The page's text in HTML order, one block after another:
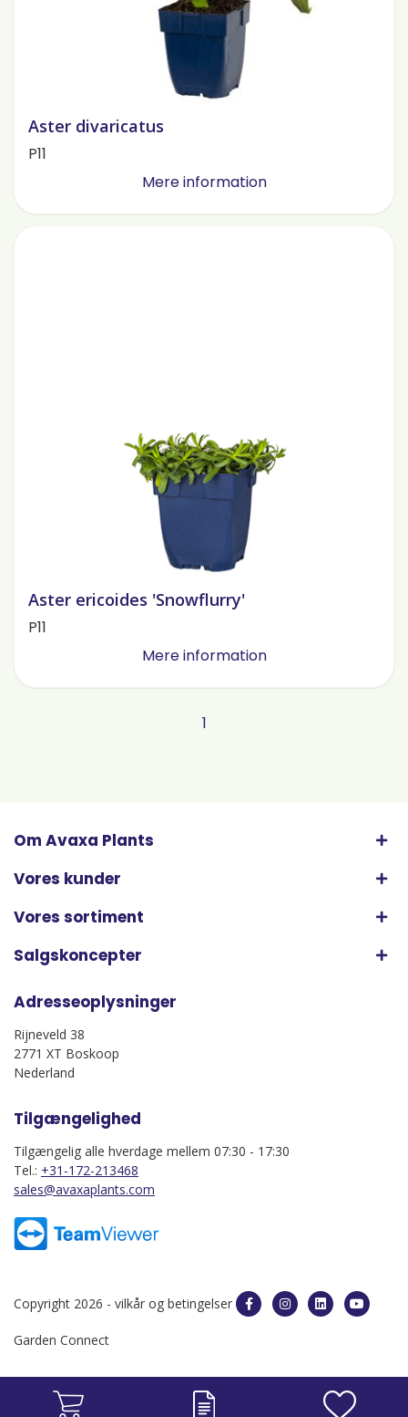
Aster divaricatus
P11
Mere information
Aster ericoides 'Snowflurry'
P11
Mere information
1
Om Avaxa Plants
Vores kunder
Vores sortiment
Salgskoncepter
Adresseoplysninger
Rijneveld 38
2771 XT Boskoop
Nederland
Tilgængelighed
Tilgængelig alle hverdage mellem 07:30 - 17:30
Tel.: +31-172-213468
sales@avaxaplants.com
Copyright 2026 - vilkår og betingelser
Garden Connect